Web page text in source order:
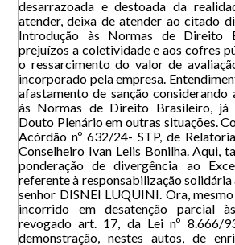
desarrazoada e destoada da
atender, deixa de atender ao citado
Introdução às Normas de Direito
prejuízos a coletividade e aos cofres
o ressarcimento do valor de
incorporado pela empresa.
afastamento de sanção
às Normas de Direito Brasileiro,
Douto Plenário em outras situações.
Acórdão nº 632/24- STP, de
Conselheiro Ivan Lelis Bonilha. Aqui,
ponderação de divergência ao
referente à responsabilização
senhor DISNEI LUQUINI. Ora,
incorrido em desatenção parcial
revogado art. 17, da Lei nº 8.666/
demonstração, nestes autos, de